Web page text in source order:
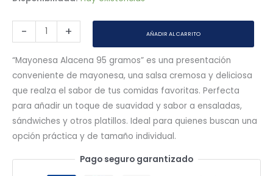
- + AÑADIR AL CARRITO
“Mayonesa Alacena 95 gramos” es una presentación
conveniente de mayonesa, una salsa cremosa y deliciosa
que realza el sabor de tus comidas favoritas. Perfecta
para añadir un toque de suavidad y sabor a ensaladas,
sándwiches y otros platillos. Ideal para quienes buscan una
opción práctica y de tamaño individual.
Pago seguro garantizado